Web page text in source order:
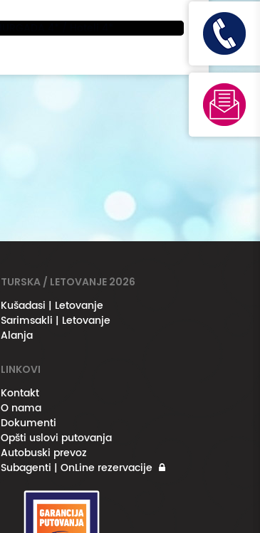
TURSKA / LETOVANJE 2026
Kušadasi | Letovanje
Sarimsakli | Letovanje
Alanja
LINKOVI
Kontakt
O nama
Dokumenti
Opšti uslovi putovanja
Autobuski prevoz
Subagenti | OnLine rezervacije